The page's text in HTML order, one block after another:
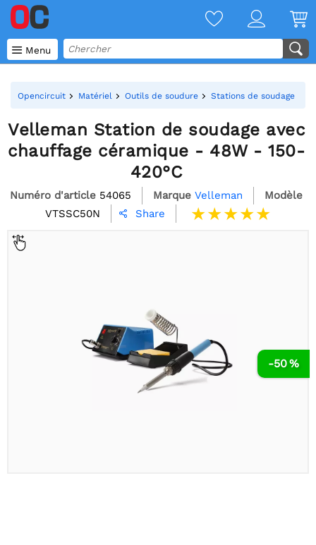
 Menu
Opencircuit Matériel Outils de soudure Stations de soudage
Velleman Station de soudage avec
chauffage céramique - 48W - 150-
420°C
Numéro d'article 54065 Marque Velleman
Modèle
VTSSC50N
 Share
-50 %